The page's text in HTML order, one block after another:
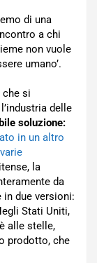
di una
a chi
non vuole
umano’.
si
delle
soluzione:
in un altro
la
da
in due versioni:
Stati Uniti,
alle stelle,
prodotto, che